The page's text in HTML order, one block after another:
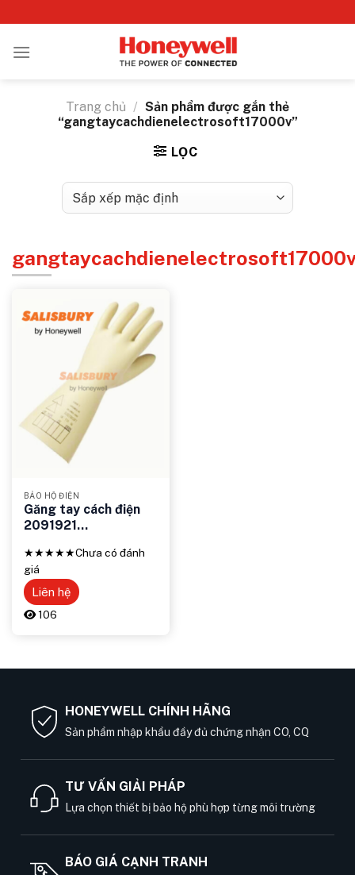
qua
nội
Trang chủ / Sản phẩm được gắn thẻ
“gangtaycachdienelectrosoft17000v”
LỌC
BẢO HỘ ĐIỆN
Găng tay cách điện
2091921
17000V – Giải pháp
bảo vệ an toàn điện
áp cao
★★★★★Chưa có đánh
giá
Liên hệ
106
HONEYWELL CHÍNH HÃNG
Sản phẩm nhập khẩu đầy đủ chứng nhận CO, CQ
TƯ VẤN GIẢI PHÁP
Lựa chọn thiết bị bảo hộ phù hợp từng môi trường
BÁO GIÁ CẠNH TRANH